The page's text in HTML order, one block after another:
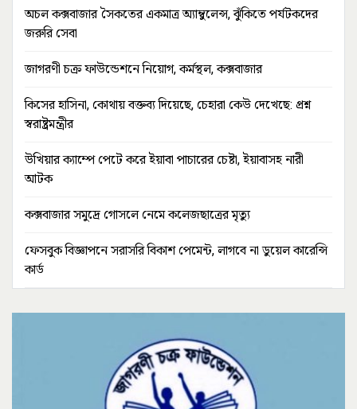
অচল কক্সবাজার সৈকতের একমাত্র অ্যাম্বুলেন্স, ঝুঁকিতে পর্যটকদের
জরুরি সেবা
জাগরণী চক্র ফাউন্ডেশনে নিয়োগ, কর্মস্থল, কক্সবাজার
কিসের হাসিনা, কোথায় বক্তব্য দিয়েছে, চেহারা কেউ দেখেছে: প্রশ্ন
স্বরাষ্ট্রমন্ত্রীর
উখিয়ার ক্যাম্পে পেটে করে ইয়াবা পাচারের চেষ্টা, ইয়াবাসহ নারী
আটক
কক্সবাজার সমুদ্রে গোসলে নেমে কলেজছাত্রের মৃত্যু
ফেসবুক বিজ্ঞাপনে সরাসরি বিকাশ পেমেন্ট, লাগবে না ডুয়েল কারেন্সি
কার্ড